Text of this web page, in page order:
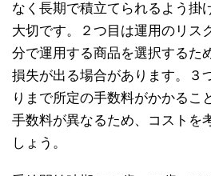
なく長期で積立てられるよう掛
大切です。２つ目は運用のリス
分で運用する商品を選択するた
損失が出る場合があります。３
りまで所定の手数料がかかるこ
手数料が異なるため、コストを
しょう。